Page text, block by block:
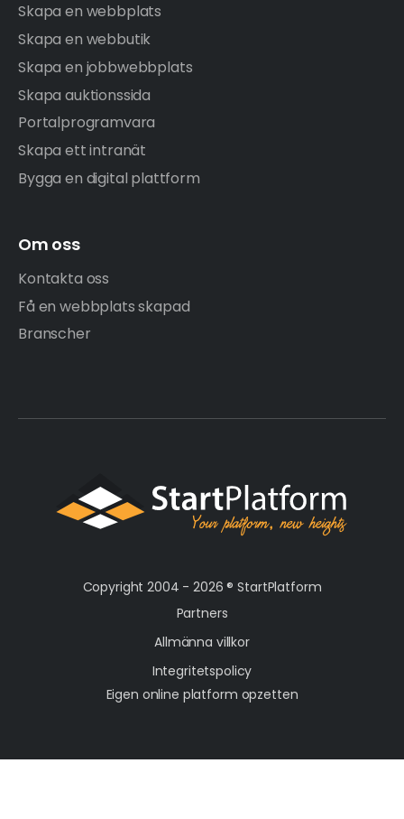
Skapa en webbplats
Skapa en webbutik
Skapa en jobbwebbplats
Skapa auktionssida
Portalprogramvara
Skapa ett intranät
Bygga en digital plattform
Om oss
Kontakta oss
Få en webbplats skapad
Branscher
Copyright 2004 - 2026 ®StartPlatform
Partners
Allmänna villkor
Integritetspolicy
Eigen online platform opzetten